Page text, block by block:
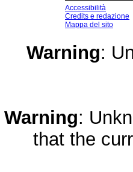
Accessibilità
Credits e redazione
Mappa del sito
Warning:
Warning:
that the